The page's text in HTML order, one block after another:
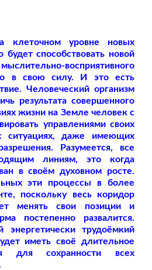
клеточном уровне новых
будет способствовать новой
восприятивного
в свою силу. И это есть
Человеческий организм
результата совершенного
жизни на Земле человек с
управлениями своих
ситуациях, даже имеющих
Разумеется, все
линиям, это когда
в своём духовном росте.
эти процессы в более
поскольку весь коридор
менять свои позиции и
постепенно развалится.
трудоёмкий
иметь своё длительное
для сохранности всех